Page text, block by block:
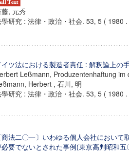
藤, 元秀
研究 : 法律・政治・社会. 53, 5 ( 1980
イツ法における製造者責任 : 解釈論上の
Leßmann, Produzentenhaftung im
Herbert , 石川, 明
研究 : 法律・政治・社会. 53, 5 ( 1980
商法二〇一〕いわゆる個人会社におい
要でないとされた事例(東京高判昭和五